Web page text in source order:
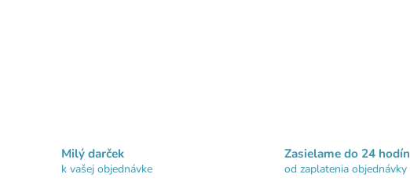
Milý darček
k vašej objednávke
Zasielame do 24 hodín
od zaplatenia objednávky